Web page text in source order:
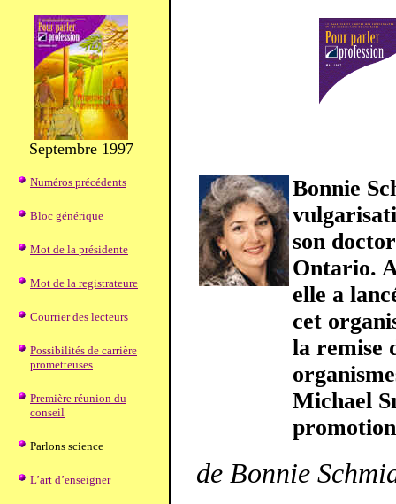
Septembre 1997
Numéros précédents
Bloc générique
Mot de la présidente
Mot de la registrateure
Courrier des lecteurs
Possibilités de carrière
prometteuses
Première réunion du
conseil
Parlons science
L’art d’enseigner
Bonnie
son
Ontario.
elle a
cet
la remise
Michael
promotion
de Bonnie